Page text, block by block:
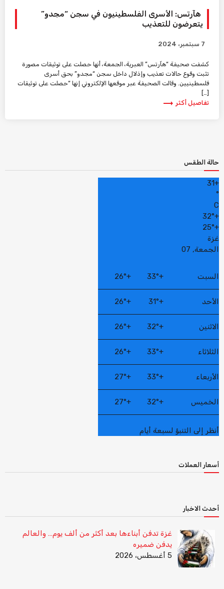
هآرتس: الأسرى الفلسطينيون في سجن “مجدو”
يتعرضون للتعذيب
7 سبتمبر، 2024
كشفت صحيفة “هآرتس” العبرية، الجمعة، أنها حصلت على توثيقات مصورة
تثبت وقوع حالات تعذيب وإذلال داخل سجن “مجدو” بحق أسرى
فلسطينيين. وقالت الصحيفة عبر موقعها الإلكتروني إنها “حصلت على توثيقات
[…]
تفاصيل أكثر trending_flat
حالة الطقس
+
31
°
C
+
32°
+
25°
غزة
الجمعة, 07
السبت +
33°
+
26°
الأحد +
31°
+
26°
الاثنين +
32°
+
26°
الثلاثاء +
33°
+
26°
الأربعاء +
33°
+
27°
الخميس +
32°
+
27°
أنظر إلى التنبؤ لسبعة أيام
أسعار العملات
أحدث الاخبار
غزة تدفن أبناءها بعد أكثر من ألف يوم… والعالم
يدفن ضميره
5 أغسطس، 2026